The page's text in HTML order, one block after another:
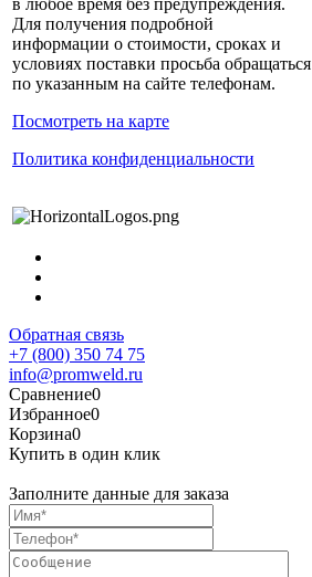
Для получения подробной
информации о стоимости, сроках и
условиях поставки просьба обращаться
по указанным на сайте телефонам.
Посмотреть на карте
Политика конфиденциальности
Обратная связь
+7 (800) 350 74 75
info@promweld.ru
Сравнение0
Избранное0
Корзина0
Купить в один клик
Заполните данные для заказа